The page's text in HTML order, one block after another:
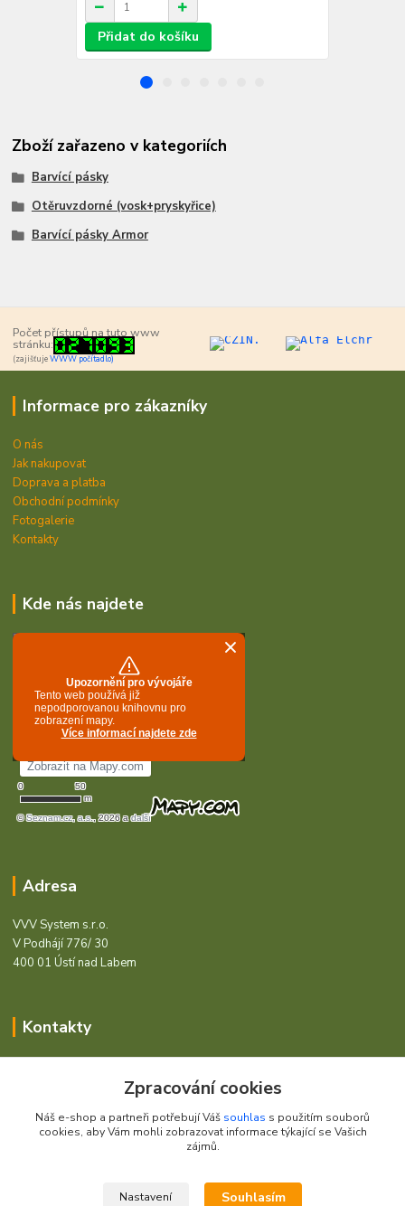
Přidat do košíku
Zboží zařazeno v kategoriích
Barvící pásky
Otěruvzdorné (vosk+pryskyřice)
Barvící pásky Armor
Počet přístupů na tuto www
stránku:
(zajišťujeWWW počítadlo)
Informace pro zákazníky
O nás
Jak nakupovat
Doprava a platba
Obchodní podmínky
Fotogalerie
Kontakty
Kde nás najdete
Adresa
VVV System s.r.o.
V Podhájí 776/ 30
400 01 Ústí nad Labem
Kontakty
+420 472744350
Po - Pá 8:00 - 15:00
Zpracování cookies
Náš e-shop a partneři potřebují Váš souhlas s použitím souborů
cookies, aby Vám mohli zobrazovat informace týkající se Vašich
zájmů.
Nastavení Souhlasím